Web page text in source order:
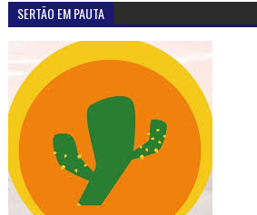
SERTÃO EM PAUTA